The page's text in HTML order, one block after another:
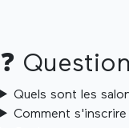
❓
Quels sont les
Comment